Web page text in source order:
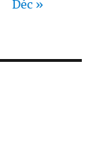
Déc »